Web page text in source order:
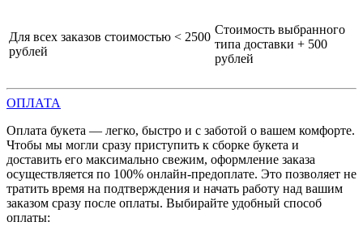
Для всех заказов стоимостью < 2500
рублей
Стоимость выбранного
типа доставки + 500
рублей
ОПЛАТА
Оплата букета — легко, быстро и с заботой о вашем комфорте.
Чтобы мы могли сразу приступить к сборке букета и
доставить его максимально свежим, оформление заказа
осуществляется по 100% онлайн-предоплате. Это позволяет не
тратить время на подтверждения и начать работу над вашим
заказом сразу после оплаты. Выбирайте удобный способ
оплаты: